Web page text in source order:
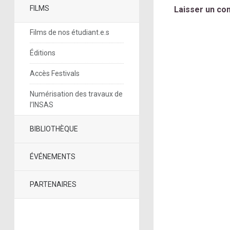
FILMS
Films de nos étudiant.e.s
Éditions
Accès Festivals
Numérisation des travaux de
l’INSAS
BIBLIOTHÈQUE
ÉVÉNEMENTS
PARTENAIRES
Laisser un